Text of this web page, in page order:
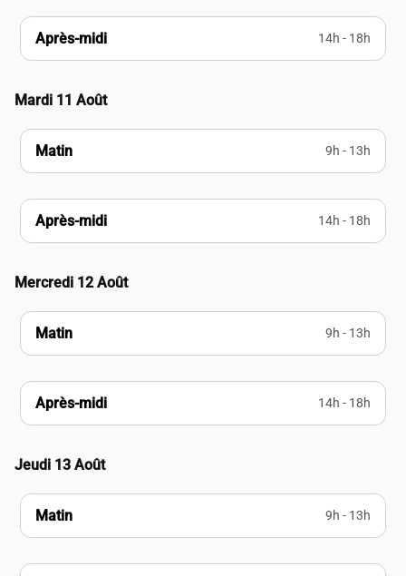
Après-midi 14h - 18h
Mardi 11 Août
Matin 9h - 13h
Après-midi 14h - 18h
Mercredi 12 Août
Matin 9h - 13h
Après-midi 14h - 18h
Jeudi 13 Août
Matin 9h - 13h